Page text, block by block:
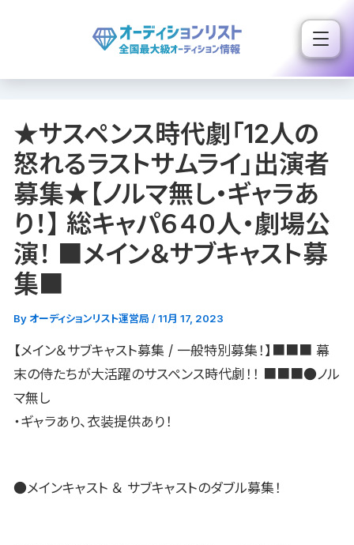
ス
★サスペンス時代劇「12人の
怒れるラストサムライ」出演者
募集★【ノルマ無し・ギャラあ
り！】 総キャパ６４０人・劇場公
演！ ■メイン＆サブキャスト募
集■
By オーディションリスト運営局 /11月 17, 2023
【メイン＆サブキャスト募集 / 一般特別募集！】■■■ 幕
末の侍たちが大活躍のサスペンス時代劇！！ ■■■●ノル
マ無し
・ギャラあり、衣装提供あり！
●メインキャスト ＆ サブキャストのダブル募集！